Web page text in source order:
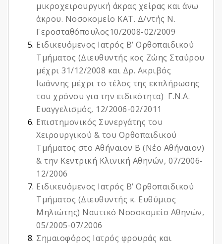
μικροχειρουργική άκρας χείρας και άνω
άκρου. Νοσοκομείο ΚΑΤ. Δ/ντής Ν.
Γεροσταθόπουλος10/2008-02/2009
Ειδικευόμενος Ιατρός Β’ Ορθοπαιδικού
Τμήματος (Διευθυντής κος Ζώης Σταύρου
μέχρι 31/12/2008 και Δρ. Ακριβός
Ιωάννης μέχρι το τέλος της εκπλήρωσης
του χρόνου για την ειδικότητα) Γ.Ν.Α.
Ευαγγελισμός, 12/2006-02/2011
Επιστημονικός Συνεργάτης του
Χειρουργικού & του Ορθοπαιδικού
Τμήματος στο Αθήναιον Β (Νέο Αθήναιον)
& την Κεντρική Κλινική Αθηνών, 07/2006-
12/2006
Ειδικευόμενος Ιατρός Β’ Ορθοπαιδικού
Τμήματος (Διευθυντής κ. Ευθύμιος
Μηλιώτης) Ναυτικό Νοσοκομείο Αθηνών,
05/2005-07/2006
Σημαιοφόρος Ιατρός φρουράς και